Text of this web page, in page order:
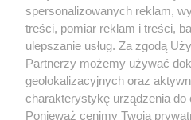
O nas
spersonalizowanych reklam,
treści, pomiar reklam i treści,
ulepszanie usług. Za zgodą
Partnerzy możemy używać
geolokalizacyjnych oraz
charakterystykę urządzenia do
Ponieważ cenimy Twoją